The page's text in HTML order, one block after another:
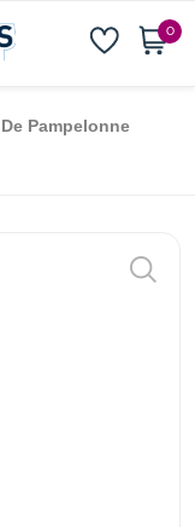
0
Pampelonne